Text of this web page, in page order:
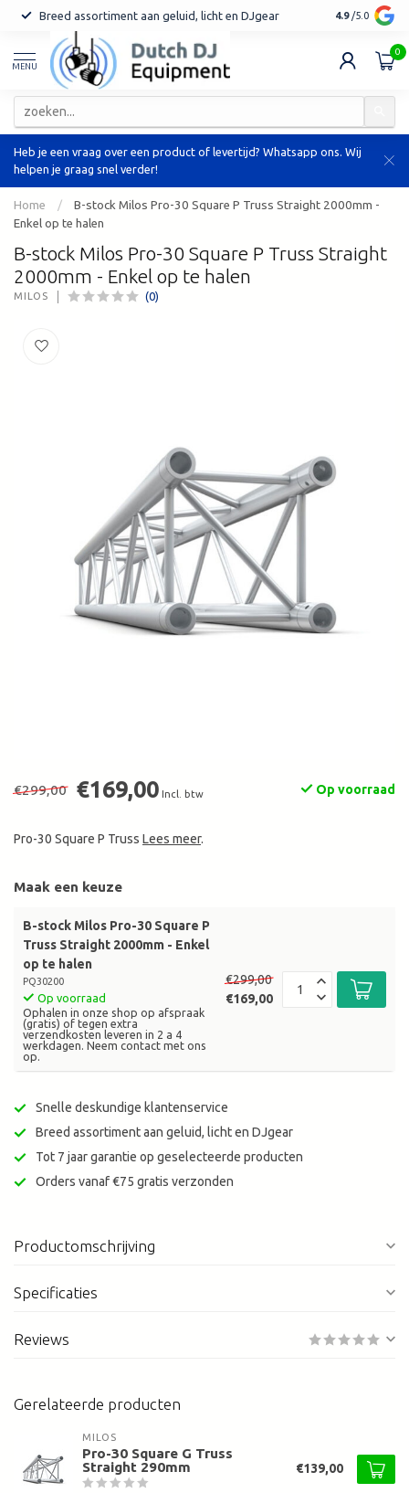
Breed assortiment aan geluid, licht en DJgear Tot 7 jaar
4.9 /5.0
MENU
0
Heb je een vraag over een product of levertijd? Whatsapp ons. Wij
helpen je graag snel verder!
Home /
B-stock Milos Pro-30 Square P Truss Straight 2000mm -
Enkel op te halen
B-stock Milos Pro-30 Square P Truss Straight
2000mm - Enkel op te halen
MILOS (0)
€299,00 €169,00 Incl. btw Op voorraad
Pro-30 Square P Truss Lees meer.
Maak een keuze
B-stock Milos Pro-30 Square P
Truss Straight 2000mm - Enkel
op te halen
PQ30200
Op voorraad
Ophalen in onze shop op afspraak
(gratis) of tegen extra
verzendkosten leveren in 2 a 4
werkdagen. Neem contact met ons
op.
€299,00
€169,00
Snelle deskundige klantenservice
Breed assortiment aan geluid, licht en DJgear
Tot 7 jaar garantie op geselecteerde producten
Orders vanaf €75 gratis verzonden
Productomschrijving
Specificaties
Reviews
Gerelateerde producten
MILOS
Pro-30 Square G Truss
Straight 290mm
€139,00